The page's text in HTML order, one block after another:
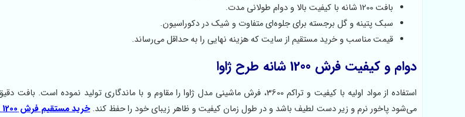
بافت 1200 شانه با کیفیت بالا و دوام طولانی مدت.
سبک پتینه و گل برجسته برای جلوه‌ای متفاوت و شیک در دکوراسیون.
قیمت مناسب و خرید مستقیم از سایت که هزینه نهایی را به حداقل می‌رساند.
دوام و کیفیت فرش 1200 شانه طرح ژاوا
استفاده از مواد اولیه با کیفیت و تراکم 3600، فرش ماشینی مدل ژاوا را مقاوم و با ماندگاری تولید
می‌شود پاخور نرم و زیر دست لطیف باشد و در طول زمان کیفیت و ظاهر زیبای خود را حفظ کند.خرید مستقیم فرش 1200 شانه